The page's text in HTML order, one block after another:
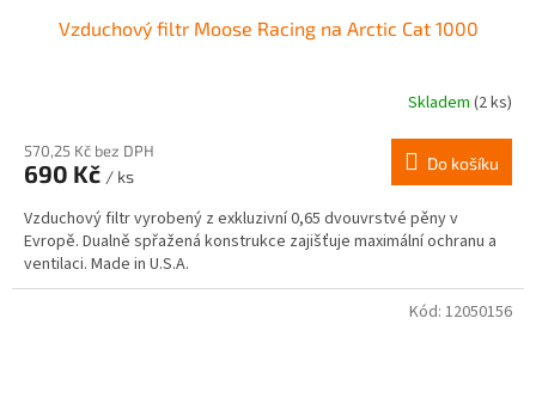
Vzduchový filtr Moose Racing na Arctic Cat 1000
Skladem (2 ks)
570,25 Kč bez DPH
690 Kč / ks
Do košíku
Vzduchový filtr vyrobený z exkluzivní 0,65 dvouvrstvé pěny v
Evropě. Dualně spřažená konstrukce zajišťuje maximální ochranu a
ventilaci. Made in U.S.A.
Kód: 12050156